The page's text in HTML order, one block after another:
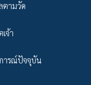
ตามวัด
จ้า
ารณ์ปัจจุบัน